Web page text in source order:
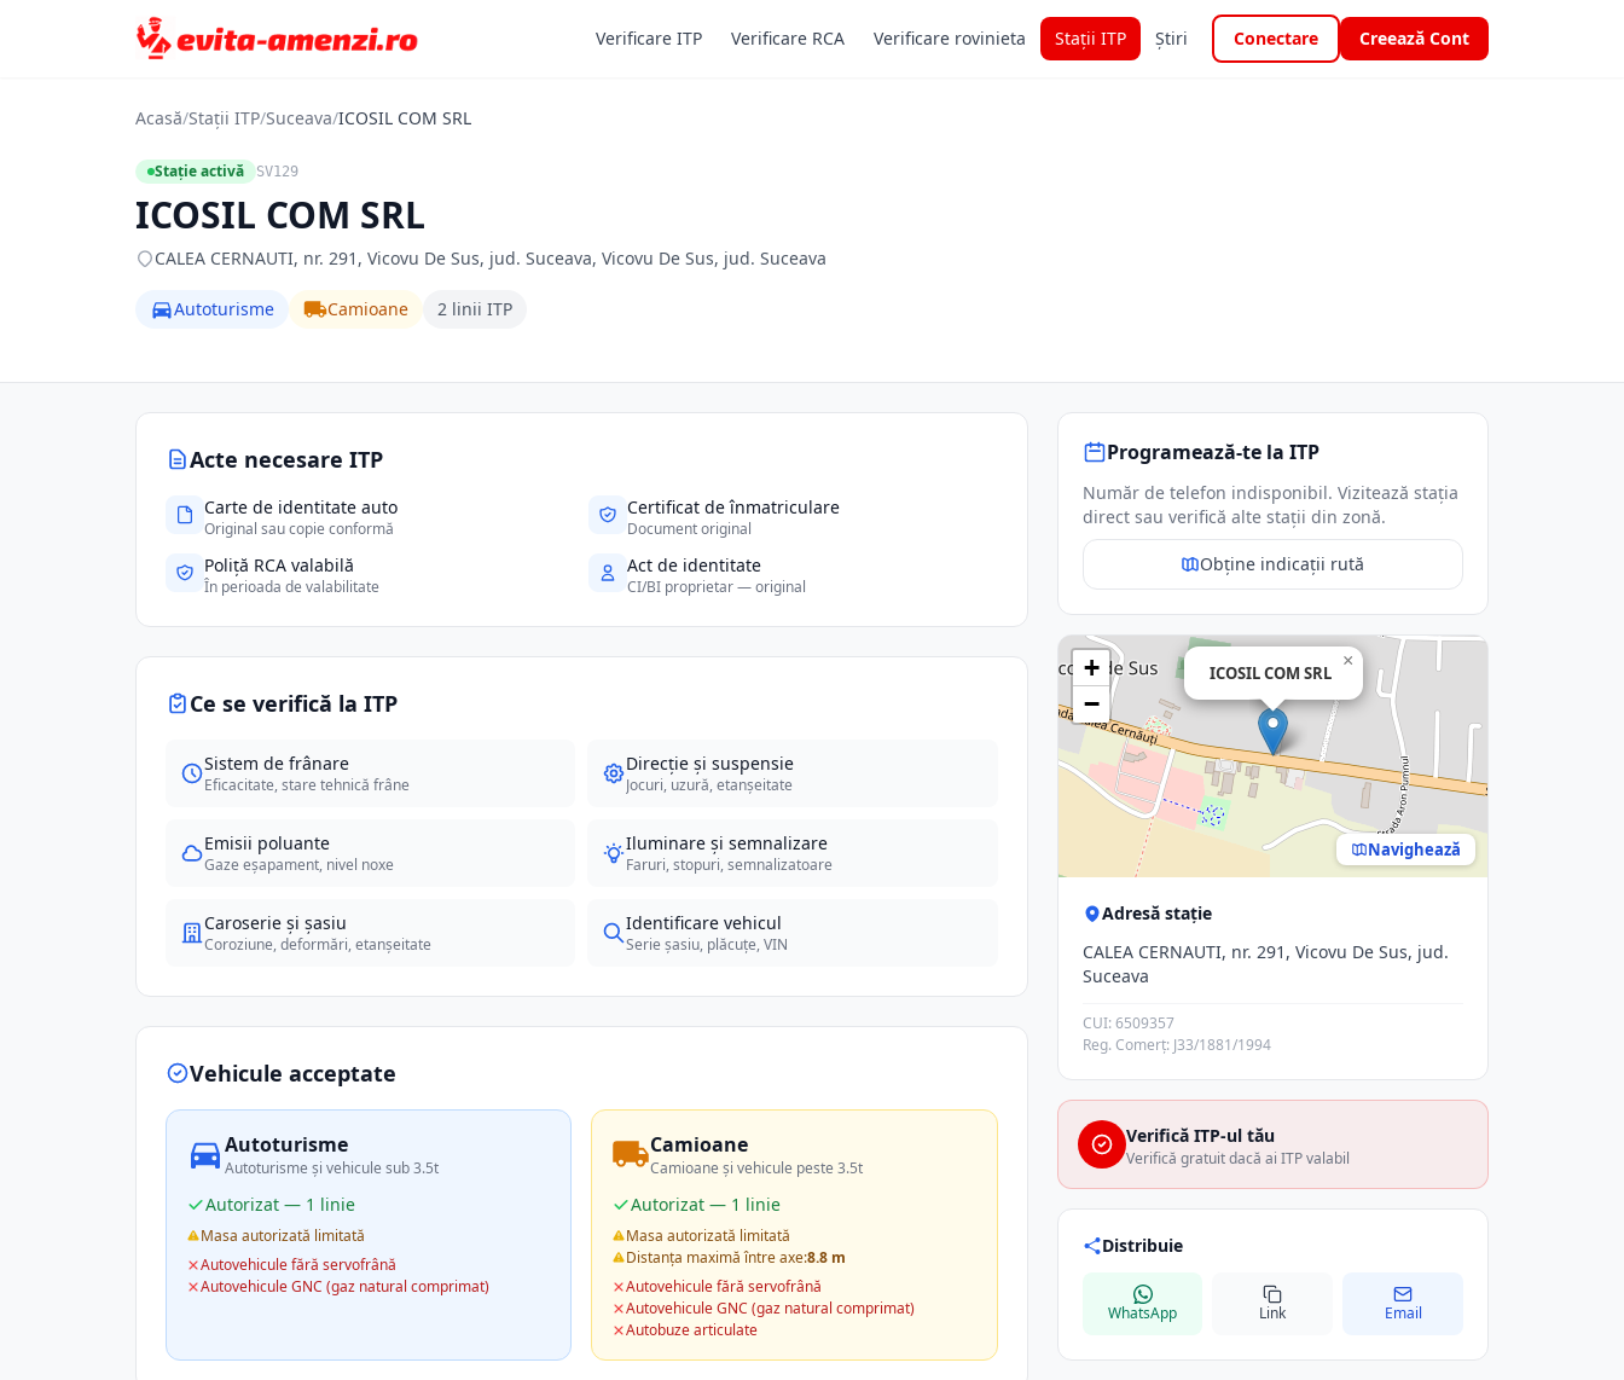
Verificare ITP Verificare RCA Verificare rovinieta Stații ITP Știri Conectare Creează Cont
Acasă/Stații ITP/Suceava/ICOSIL COM SRL
Stație activă SV129
ICOSIL COM SRL
CALEA CERNAUTI, nr. 291, Vicovu De Sus, jud. Suceava, Vicovu De Sus, jud. Suceava
Autoturisme Camioane 2 linii ITP
Acte necesare ITP
Carte de identitate auto
Original sau copie conformă
Certificat de înmatriculare
Document original
Poliță RCA valabilă
În perioada de valabilitate
Act de identitate
CI/BI proprietar — original
Ce se verifică la ITP
Sistem de frânare
Eficacitate, stare tehnică frâne
Direcție și suspensie
Jocuri, uzură, etanșeitate
Emisii poluante
Gaze eșapament, nivel noxe
Iluminare și semnalizare
Faruri, stopuri, semnalizatoare
Caroserie și șasiu
Coroziune, deformări, etanșeitate
Identificare vehicul
Serie șasiu, plăcuțe, VIN
Vehicule acceptate
Autoturisme
Autoturisme și vehicule sub 3.5t
Autorizat — 1 linie
Masa autorizată limitată
Autovehicule fără servofrână
Autovehicule GNC (gaz natural comprimat)
Camioane
Camioane și vehicule peste 3.5t
Autorizat — 1 linie
Masa autorizată limitată
Distanța maximă între axe:8.8 m
Autovehicule fără servofrână
Autovehicule GNC (gaz natural comprimat)
Autobuze articulate
Programează-te la ITP
Număr de telefon indisponibil. Vizitează stația
direct sau verifică alte stații din zonă.
Obține indicații rută
ICOSIL COM SRL
×
+
−
Navighează
Adresă stație
CALEA CERNAUTI, nr. 291, Vicovu De Sus, jud.
Suceava
CUI: 6509357
Reg. Comerț: J33/1881/1994
Verifică ITP-ul tău
Verifică gratuit dacă ai ITP valabil
Distribuie
WhatsApp Link Email